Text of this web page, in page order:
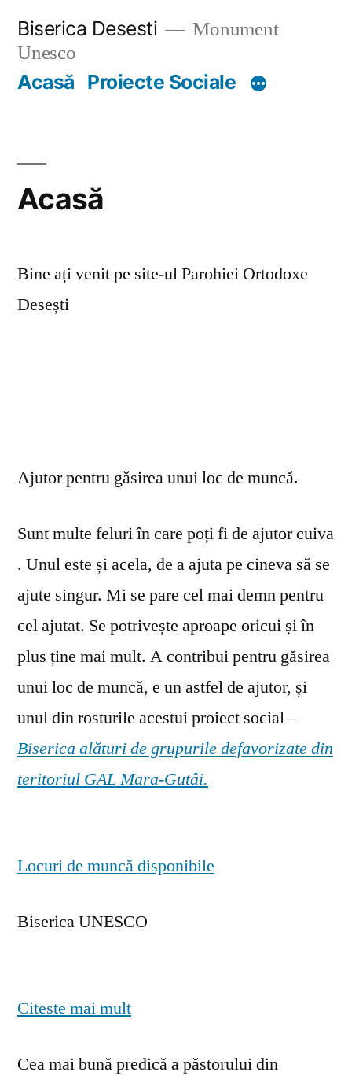
content
Biserica Desesti
Monument
Unesco
Acasă Proiecte Sociale
Acasă
Bine ați venit pe site-ul Parohiei Ortodoxe
Desești
Ajutor pentru găsirea unui loc de muncă.
Sunt multe feluri în care poți fi de ajutor cuiva
. Unul este și acela, de a ajuta pe cineva să se
ajute singur. Mi se pare cel mai demn pentru
cel ajutat. Se potrivește aproape oricui și în
plus ține mai mult. A contribui pentru găsirea
unui loc de muncă, e un astfel de ajutor, și
unul din rosturile acestui proiect social –
Biserica alături de grupurile defavorizate din
teritoriul GAL Mara-Gutâi.
Locuri de muncă disponibile
Biserica UNESCO
Citeste mai mult
Cea mai bună predică a păstorului din